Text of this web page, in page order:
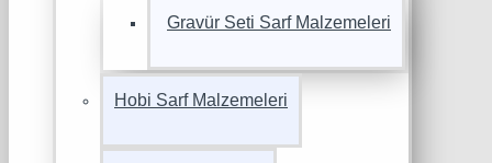
Gravür Seti Sarf Malzemeleri
Hobi Sarf Malzemeleri